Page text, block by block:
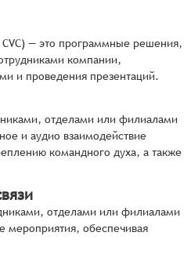
— это программные решения,
компании,
и проведения презентаций.
отделами или филиалами
и аудио взаимодействие
командного духа, а также
отделами или филиалами
мероприятия, обеспечивая